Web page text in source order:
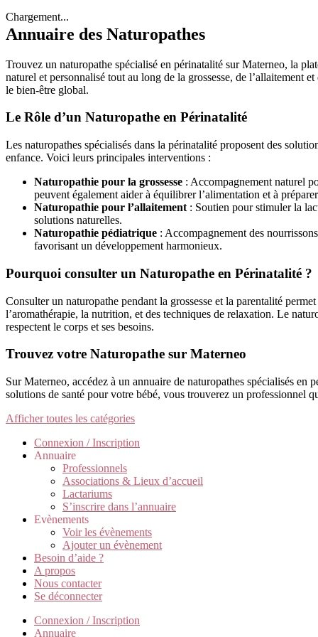
Chargement...
Annuaire des Naturopathes
Trouvez un naturopathe spécialisé en périnatalité sur Materneo, la
naturel et personnalisé tout au long de la grossesse, de l’allaitement
le bien-être global.
Le Rôle d’un Naturopathe en Périnatalité
Les naturopathes spécialisés dans la périnatalité proposent des
enfance. Voici leurs principales interventions :
Naturopathie pour la grossesse : Accompagnement naturel
peuvent également aider à équilibrer l’alimentation et à
Naturopathie pour l’allaitement : Soutien pour stimuler la
solutions naturelles.
Naturopathie pédiatrique : Accompagnement des
favorisant un développement harmonieux.
Pourquoi consulter un Naturopathe en Périnatalité ?
Consulter un naturopathe pendant la grossesse et la parentalité
l’aromathérapie, la nutrition, et des techniques de relaxation. Le
respectent le corps et ses besoins.
Trouvez votre Naturopathe sur Materneo
Sur Materneo, accédez à un annuaire de naturopathes spécialisés
solutions de santé pour votre bébé, vous trouverez un professionnel
Afficher toutes les catégories
Connexion / Inscription
Annuaire
Professionnels
Associations & Lieux d’accueil
Lactariums
S’inscrire dans l’annuaire
Evènements
Voir les évènements
Ajouter un évènement
Besoin d’aide ?
A propos
Nous contacter
Se déconnecter
Connexion / Inscription
Annuaire